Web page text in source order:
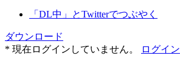
「DL中」とTwitterでつぶやく
ダウンロード
* 現在ログインしていません。
ログイン